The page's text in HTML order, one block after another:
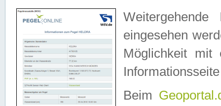
eingesehen
Möglichkeit mit
Beim